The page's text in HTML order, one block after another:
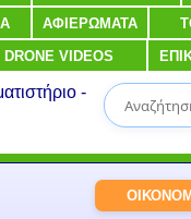
ΑΦΙΕΡΩΜΑΤΑ
DRONE VIDEOS
-